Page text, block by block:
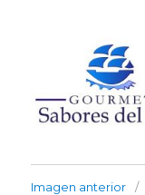
Imagen anterior